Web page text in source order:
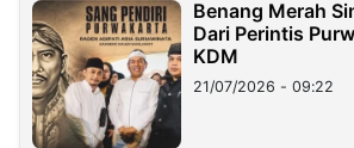
Benang Merah
Dari Perintis
KDM
21/07/2026 - 09:22